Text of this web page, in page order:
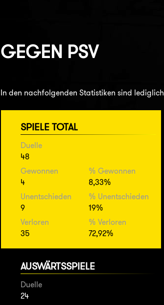
GEGEN PSV
In den nachfolgenden Statistiken sind lediglich
SPIELE TOTAL
Duelle
48
Gewonnen
4
% Gewonnen
8,33%
Unentschieden
9
% Unentschieden
19%
Verloren
35
% Verloren
72,92%
AUSWÄRTSSPIELE
Duelle
24